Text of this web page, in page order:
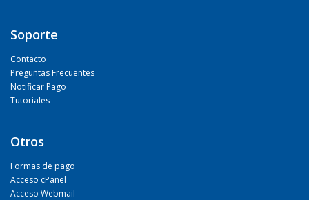
Soporte
Contacto
Preguntas Frecuentes
Notificar Pago
Tutoriales
Otros
Formas de pago
Acceso cPanel
Acceso Webmail